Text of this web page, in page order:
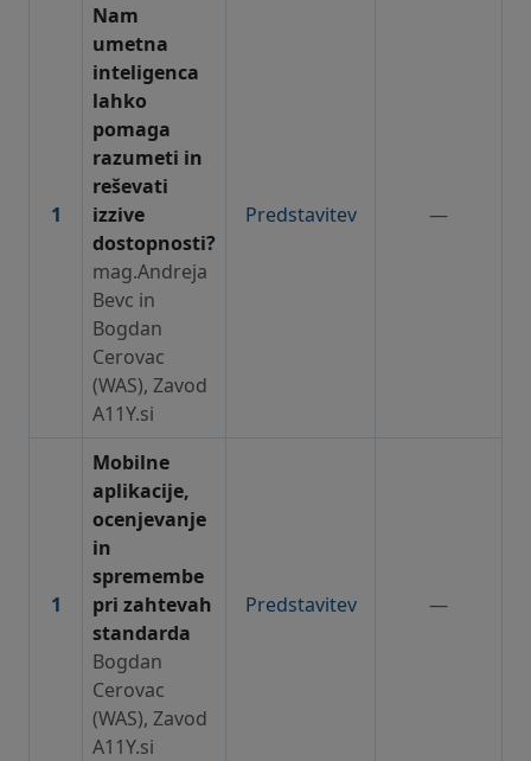
1
Nam
umetna
inteligenca
lahko
pomaga
razumeti in
reševati
izzive
dostopnosti?
mag.Andreja
Bevc in
Bogdan
Cerovac
(WAS), Zavod
A11Y.si
Predstavitev —
1
Mobilne
aplikacije,
ocenjevanje
in
spremembe
pri zahtevah
standarda
Bogdan
Cerovac
(WAS), Zavod
A11Y.si
Predstavitev —